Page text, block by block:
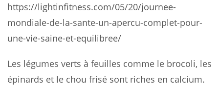
https://lightinfitness.com/05/20/journee-
mondiale-de-la-sante-un-apercu-complet-pour-
une-vie-saine-et-equilibree/
Les légumes verts à feuilles comme le brocoli, les
épinards et le chou frisé sont riches en calcium.